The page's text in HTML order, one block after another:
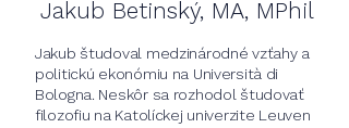
Jakub Betinský, MA, MPhil
Jakub študoval medzinárodné vzťahy a
politickú ekonómiu na Università di
Bologna. Neskôr sa rozhodol študovať
filozofiu na Katolíckej univerzite Leuven